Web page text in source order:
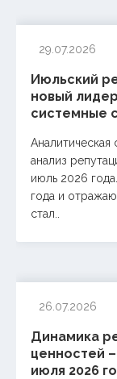
29.07.2026
Июльский
новый
системные
Аналитическая
анализ
июль 2026
года и
стал..
26.07.2026
Динамика
ценностей
июля 2026